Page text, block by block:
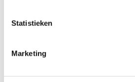
Statistieken
Marketing